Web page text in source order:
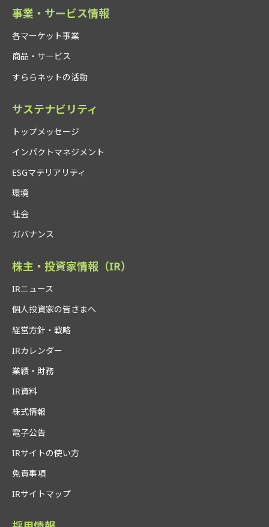
事業・サービス情報
各マーケット事業
商品・サービス
すららネットの活動
サステナビリティ
トップメッセージ
インパクトマネジメント
ESGマテリアリティ
環境
社会
ガバナンス
株主・投資家情報（IR）
IRニュース
個人投資家の皆さまへ
経営方針・戦略
IRカレンダー
業績・財務
IR資料
株式情報
電子公告
IRサイトの使い方
免責事項
IRサイトマップ